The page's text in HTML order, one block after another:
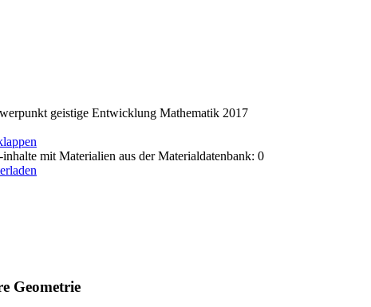
geistige Entwicklung Mathematik 2017
mit Materialien aus der Materialdatenbank: 0
Geometrie